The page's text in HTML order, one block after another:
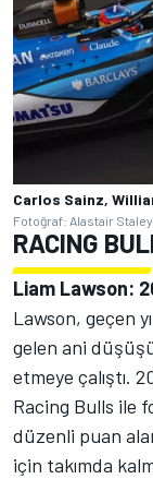
Carlos Sainz,
Fotoğraf: Alastair
RACING
Liam Lawson:
Lawson, geçen
gelen ani
etmeye çalıştı.
Racing Bulls ile
düzenli puan
için takımda